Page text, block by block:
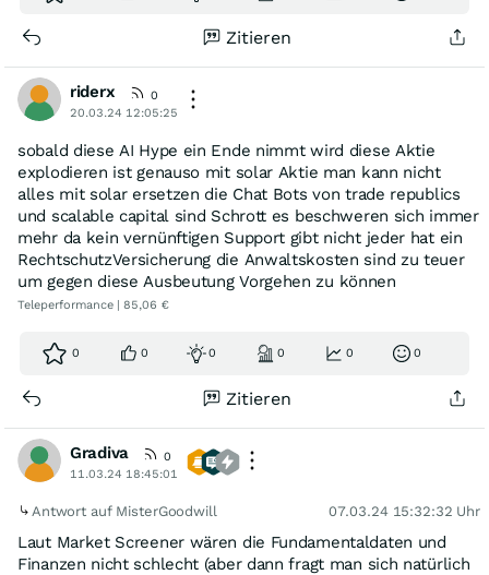
Zitieren
riderx
0
20.03.24 12:05:25
sobald diese AI Hype ein Ende nimmt wird diese Aktie
explodieren ist genauso mit solar Aktie man kann nicht
alles mit solar ersetzen die Chat Bots von trade republics
und scalable capital sind Schrott es beschweren sich immer
mehr da kein vernünftigen Support gibt nicht jeder hat ein
RechtschutzVersicherung die Anwaltskosten sind zu teuer
um gegen diese Ausbeutung Vorgehen zu können
Teleperformance | 85,06 €
0 0 0 0 0 0
Zitieren
Gradiva
0
11.03.24 18:45:01
Antwort auf MisterGoodwill 07.03.24 15:32:32 Uhr
Laut Market Screener wären die Fundamentaldaten und
Finanzen nicht schlecht (aber dann fragt man sich natürlich